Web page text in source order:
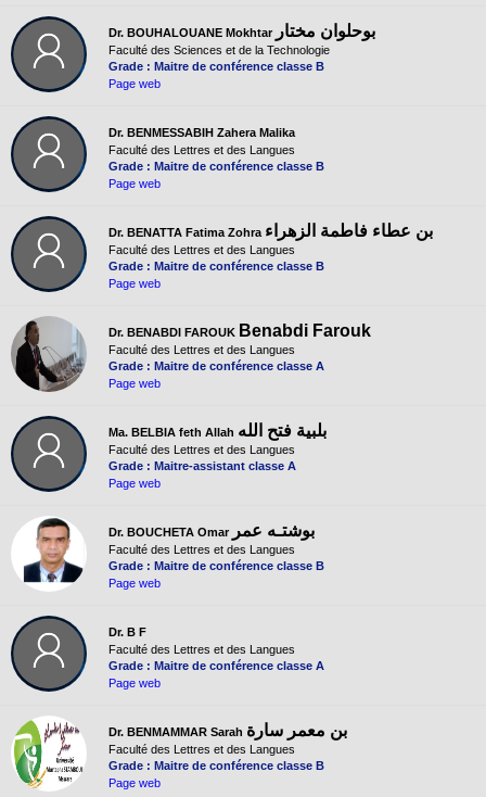
Dr. BOUHALOUANE Mokhtar بوحلوان مختار
Faculté des Sciences et de la Technologie
Grade : Maitre de conférence classe B
Page web
Dr. BENMESSABIH Zahera Malika
Faculté des Lettres et des Langues
Grade : Maitre de conférence classe B
Page web
Dr. BENATTA Fatima Zohra بن عطاء فاطمة الزهراء
Faculté des Lettres et des Langues
Grade : Maitre de conférence classe B
Page web
Dr. BENABDI FAROUK Benabdi Farouk
Faculté des Lettres et des Langues
Grade : Maitre de conférence classe A
Page web
Ma. BELBIA feth Allah بلبية فتح الله
Faculté des Lettres et des Langues
Grade : Maitre-assistant classe A
Page web
Dr. BOUCHETA Omar بوشتـه عمر
Faculté des Lettres et des Langues
Grade : Maitre de conférence classe B
Page web
Dr. B F
Faculté des Lettres et des Langues
Grade : Maitre de conférence classe A
Page web
Dr. BENMAMMAR Sarah بن معمر سارة
Faculté des Lettres et des Langues
Grade : Maitre de conférence classe B
Page web